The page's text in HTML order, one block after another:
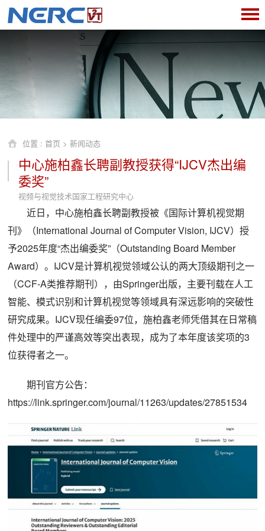
位置 :首页 >新闻动态
中心施柏鑫长聘副教授获得“IJCV杰出编
委奖”
视频与视觉技术国家工程研究中心
近日，中心施柏鑫长聘副教授被《国际计算机视觉期
刊》（International Journal of Computer Vision, IJCV）授
予2025年度“杰出编委奖”（Outstanding Board Member
Award）。IJCV是计算机视觉领域公认的两大顶级期刊之一
（CCF-A类推荐期刊），由Springer出版，主要刊载在人工
智能、模式识别和计算机视觉等领域具有深远影响的突破性
研究成果。IJCV现任编委97位，施柏鑫老师凭借其在日常稿
件处理中的严谨高效等突出表现，成为了本年度该奖项的3
位获得者之一。
期刊官方公告：
https://link.springer.com/journal/11263/updates/27851534